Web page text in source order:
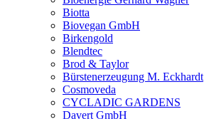
Biotta
Biovegan GmbH
Birkengold
Blendtec
Brod & Taylor
Bürstenerzeugung M. Eckhardt
Cosmoveda
CYCLADIC GARDENS
Davert GmbH